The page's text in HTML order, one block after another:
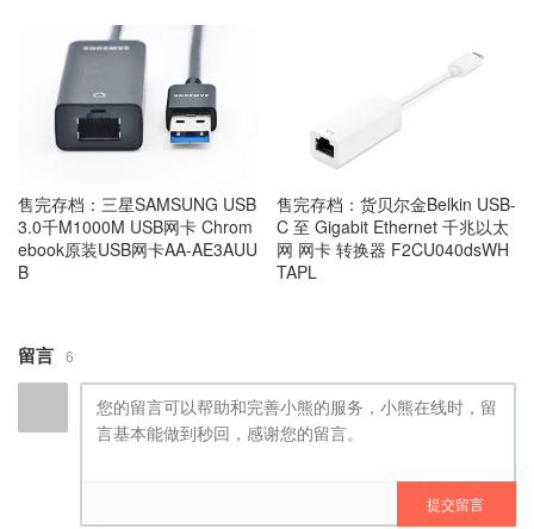
售完存档：三星SAMSUNG USB
3.0千M1000M USB网卡 Chrom
ebook原装USB网卡AA-AE3AUU
B
售完存档：货贝尔金Belkin USB-
C 至 Gigabit Ethernet 千兆以太
网 网卡 转换器 F2CU040dsWH
TAPL
留言 6
提交留言